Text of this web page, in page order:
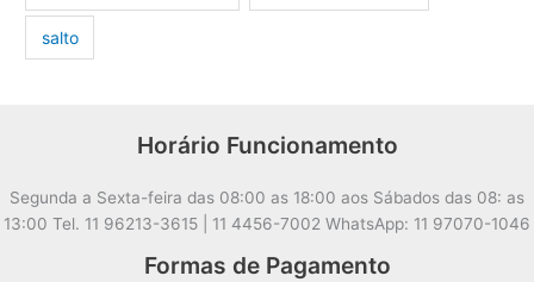
salto
Horário Funcionamento
Segunda a Sexta-feira das 08:00 as 18:00 aos Sábados das 08: as
13:00 Tel. 11 96213-3615 | 11 4456-7002 WhatsApp: 11 97070-1046
Formas de Pagamento